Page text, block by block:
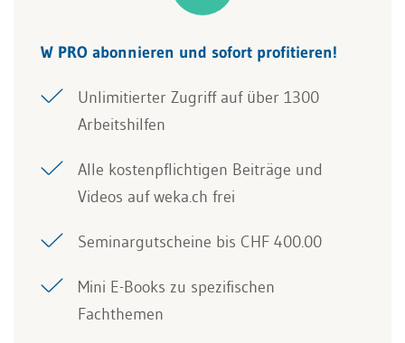
W PRO abonnieren und sofort profitieren!
Unlimitierter Zugriff auf über 1300
Arbeitshilfen
Alle kostenpflichtigen Beiträge und
Videos auf weka.ch frei
Seminargutscheine bis CHF 400.00
Mini E-Books zu spezifischen
Fachthemen